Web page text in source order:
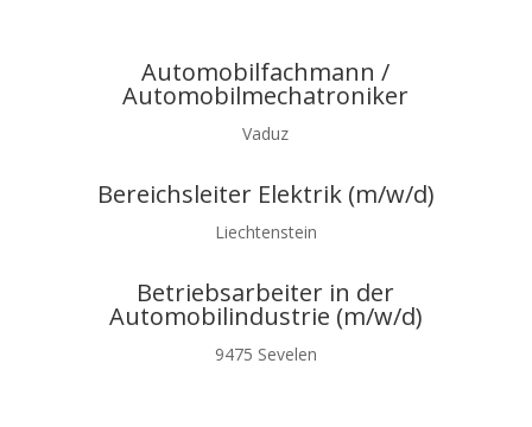
Automobilfachmann /
Automobilmechatroniker
Vaduz
Bereichsleiter Elektrik (m/w/d)
Liechtenstein
Betriebsarbeiter in der
Automobilindustrie (m/w/d)
9475 Sevelen